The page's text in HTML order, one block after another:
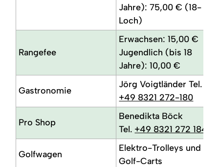
Jahre): 75,00 € (18-
Loch)
Rangefee
Erwachsen: 15,00 €
Jugendlich (bis 18
Jahre): 10,00 €
Gastronomie
Jörg Voigtländer Tel.
+49 8321 272-180
Pro Shop
Benedikta Böck
Tel. +49 8321 272 184
Golfwagen
Elektro-Trolleys und
Golf-Carts